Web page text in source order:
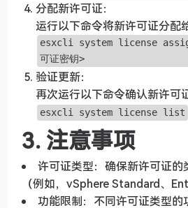
分配新许可证：
运行以下命令将新许可证分配
esxcli system license
可证密钥>
验证更新：
再次运行以下命令确认新许可
esxcli system license list
3. 注意事项
许可证类型：确保新许可证的
（例如，vSphere Standard、
功能限制：不同许可证类型的